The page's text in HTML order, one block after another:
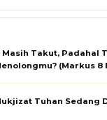
Masih Takut, Padahal
(Markus 8
Tuhan Sedang